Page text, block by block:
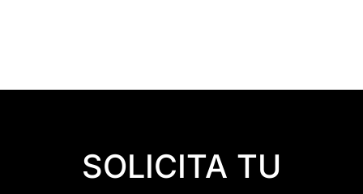
SOLICITA TU